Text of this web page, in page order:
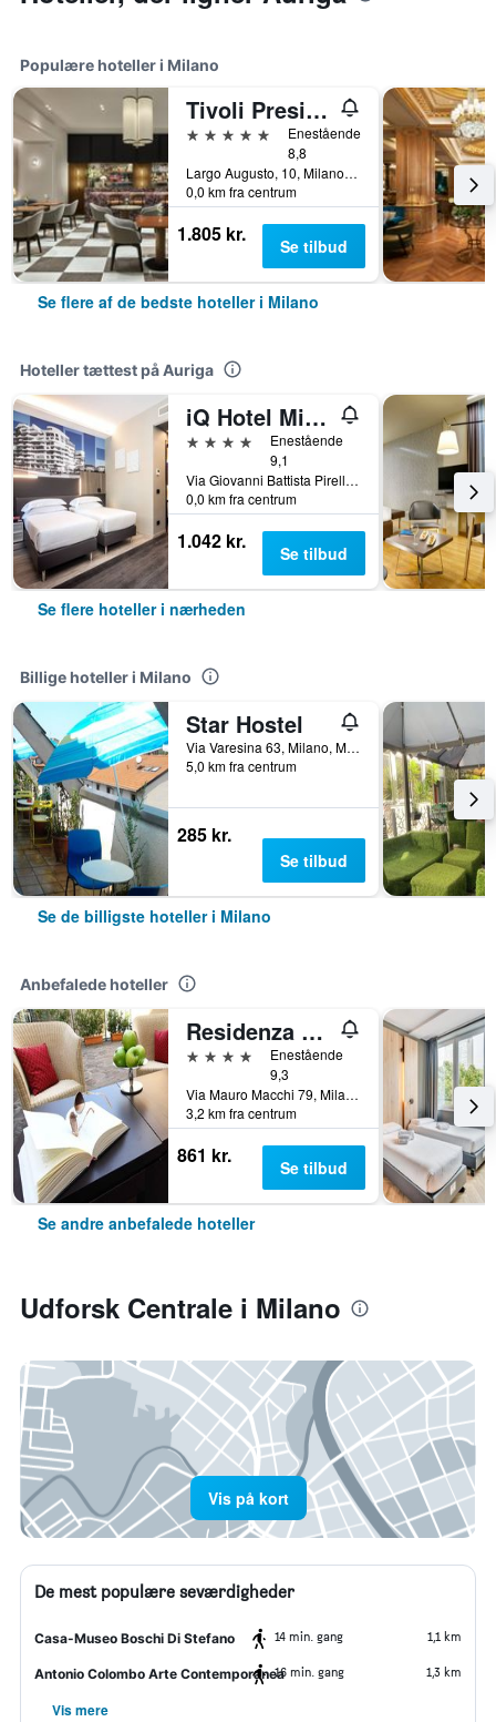
Populære hoteller i Milano
Tivoli President Milano Hotel
5 stjerner
Enestående
8,8
Largo Augusto, 10, Milano, Milano, Italien
0,0 km fra centrum
1.805 kr. Se tilbud
Se flere af de bedste hoteller i Milano
Hoteller tættest på Auriga
iQ Hotel Milano
4 stjerner
Enestående
9,1
Via Giovanni Battista Pirelli 5, Milano, Milano, Italien
0,0 km fra centrum
1.042 kr. Se tilbud
Se flere hoteller i nærheden
Billige hoteller i Milano
Star Hostel
Via Varesina 63, Milano, Milano, Italien
5,0 km fra centrum
285 kr.
Se tilbud
Se de billigste hoteller i Milano
Anbefalede hoteller
Residenza delle Città
4 stjerner
Enestående
9,3
Via Mauro Macchi 79, Milano, Milano, Italien
3,2 km fra centrum
861 kr. Se tilbud
Se andre anbefalede hoteller
Udforsk Centrale i Milano
Vis på kort
De mest populære seværdigheder
Casa-Museo Boschi Di Stefano 14 min. gang 1,1 km
Antonio Colombo Arte Contemporanea16 min. gang 1,3 km
Vis mere